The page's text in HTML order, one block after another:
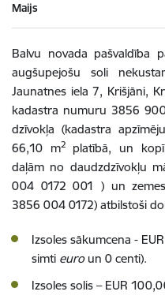
Maijs
Balvu novada pašvaldība
augšupejošu soli
Jaunatnes iela 7, Krišjāni,
kadastra numuru 3856
dzīvokļa (kadastra
66,10 m2platībā, un
daļām no daudzdzīvokļu
004 0172 001 ) un
3856 004 0172) atbilstoši
Izsoles sākumcena -
simti euro un 0 centi).
Izsoles solis – EUR